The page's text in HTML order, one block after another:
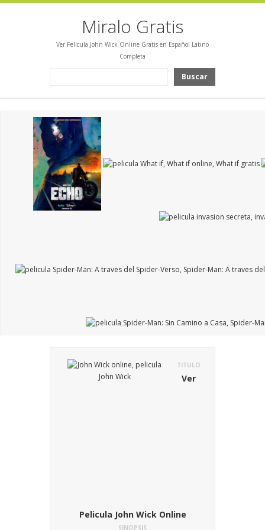
Miralo Gratis
Ver Pelicula John Wick Online Gratis en Español Latino
Completa
Buscar
TITULO
Ver
Pelicula John Wick Online
SINOPSIS